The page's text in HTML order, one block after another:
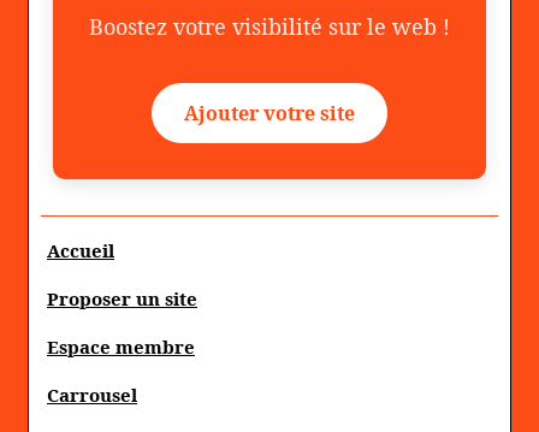
Boostez votre visibilité sur le web !
Ajouter votre site
Accueil
Proposer un site
Espace membre
Carrousel